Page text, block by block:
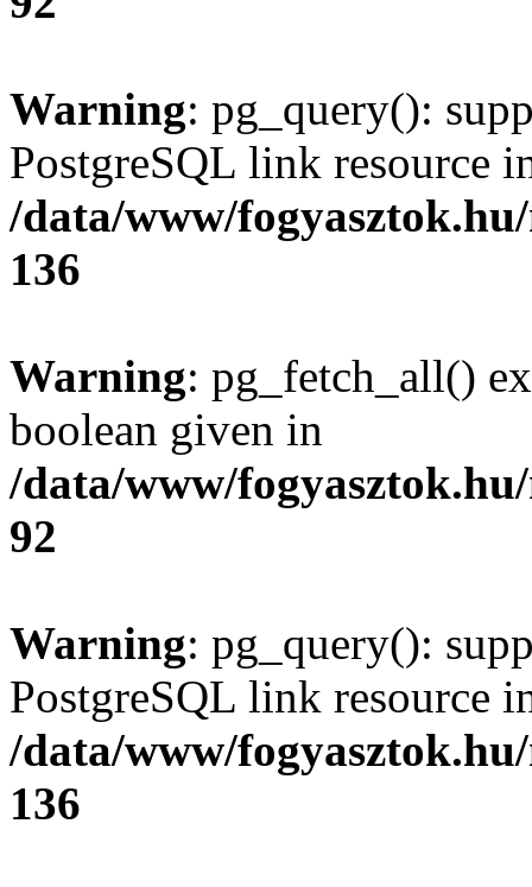
Warning: pg_query():
PostgreSQL link resource
/data/www/
136
Warning: pg_fetch_all()
boolean given in
/data/www/
92
Warning: pg_query():
PostgreSQL link resource
/data/www/
136